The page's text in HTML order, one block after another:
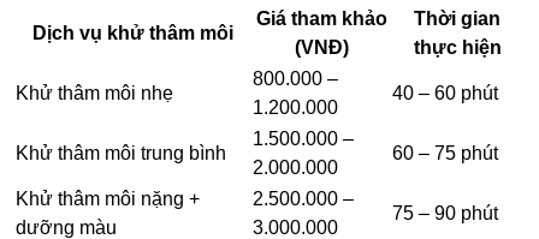
Dịch vụ khử thâm môi
Giá tham khảo
(VNĐ)
Thời gian
thực hiện
Khử thâm môi nhẹ
800.000 –
1.200.000
40 – 60 phút
Khử thâm môi trung bình
1.500.000 –
2.000.000
60 – 75 phút
Khử thâm môi nặng +
dưỡng màu
2.500.000 –
3.000.000
75 – 90 phút